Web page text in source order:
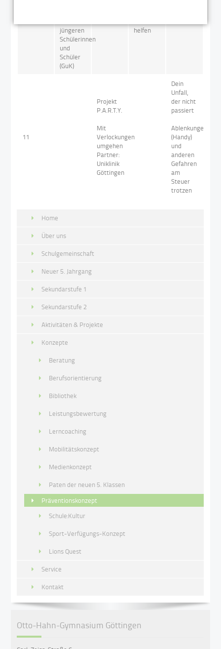
jüngeren
Schülerinnen
und
Schüler
(GuK)
helfen
11
Projekt
P.A.R.T.Y.
Mit
Verlockungen
umgehen
Partner:
Uniklinik
Göttingen
Dein
Unfall,
der nicht
passiert
Ablenkungen
(Handy)
und
anderen
Gefahren
am
Steuer
trotzen
Home
Über uns
Schulgemeinschaft
Neuer 5. Jahrgang
Sekundarstufe 1
Sekundarstufe 2
Aktivitäten & Projekte
Konzepte
Beratung
Berufsorientierung
Bibliothek
Leistungsbewertung
Lerncoaching
Mobilitätskonzept
Medienkonzept
Paten der neuen 5. Klassen
Präventionskonzept
Schule:Kultur
Sport-Verfügungs-Konzept
Lions Quest
Service
Kontakt
Otto-Hahn-Gymnasium Göttingen